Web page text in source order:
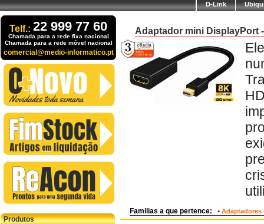
D-Link
Telf.: 22 999 77 60
Chamada para a rede fixa nacional
Chamada para a rede móvel nacional
comercial@medio-informatico.pt
Produtos
Adaptador mini DisplayPort
Familias a que pertence: • Adaptadores